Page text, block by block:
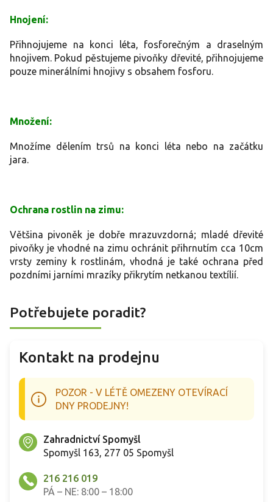
Hnojení:
Přihnojujeme na konci léta, fosforečným a draselným
hnojivem. Pokud pěstujeme pivoňky dřevité, přihnojujeme
pouze minerálními hnojivy s obsahem fosforu.
Množení:
Množíme dělením trsů na konci léta nebo na začátku
jara.
Ochrana rostlin na zimu:
Většina pivoněk je dobře mrazuvzdorná; mladé dřevité
pivoňky je vhodné na zimu ochránit přihrnutím cca 10cm
vrsty zeminy k rostlinám, vhodná je také ochrana před
pozdními jarními mrazíky přikrytím netkanou textílií.
Potřebujete poradit?
Kontakt na prodejnu
POZOR - V LÉTĚ OMEZENY OTEVÍRACÍ
DNY PRODEJNY!
Zahradnictví Spomyšl
Spomyšl 163, 277 05 Spomyšl
216 216 019
PÁ – NE: 8:00 – 18:00